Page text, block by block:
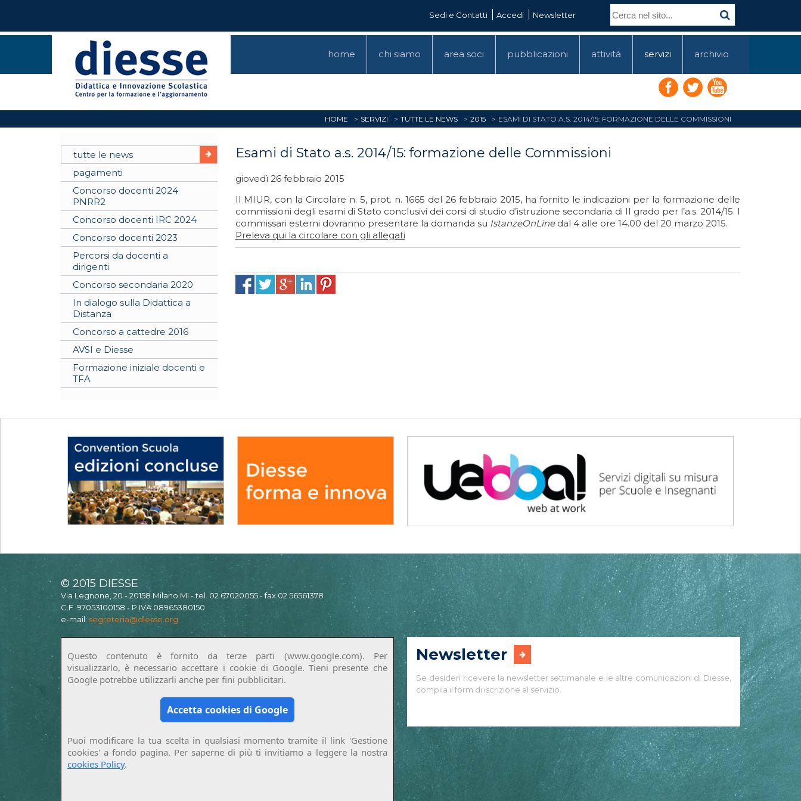
Sedi e Contatti Accedi Newsletter
home chi siamo area soci pubblicazioni attività servizi archivio
HOME SERVIZI TUTTE LE NEWS 2015 ESAMI DI STATO A.S. 2014/15: FORMAZIONE DELLE COMMISSIONI
tutte le news
pagamenti
Concorso docenti 2024
PNRR2
Concorso docenti IRC 2024
Concorso docenti 2023
Percorsi da docenti a
dirigenti
Concorso secondaria 2020
In dialogo sulla Didattica a
Distanza
Concorso a cattedre 2016
AVSI e Diesse
Formazione iniziale docenti e
TFA
Esami di Stato a.s. 2014/15: formazione delle Commissioni
giovedì 26 febbraio 2015
Il MIUR, con la Circolare n. 5, prot. n. 1665 del 26 febbraio 2015, ha fornito le indicazioni per la formazione delle
commissioni degli esami di Stato conclusivi dei corsi di studio d’istruzione secondaria di II grado per l’a.s. 2014/15. I
commissari esterni dovranno presentare la domanda su IstanzeOnLinedal 4 alle ore 14.00 del 20 marzo 2015.
Preleva qui la circolare con gli allegati
© 2015 DIESSE
Via Legnone, 20 - 20158 Milano MI - tel. 02 67020055 - fax 02 56561378
C.F. 97053100158 - P.IVA 08965380150
e-mail: segreteria@diesse.org
Questo contenuto è fornito da terze parti (www.google.com). Per
visualizzarlo, è necessario accettare i cookie di Google. Tieni presente che
Google potrebbe utilizzarli anche per fini pubblicitari.
Accetta cookies di Google
Puoi modificare la tua scelta in qualsiasi momento tramite il link 'Gestione
cookies' a fondo pagina. Per saperne di più ti invitiamo a leggere la nostra
cookies Policy.
Newsletter
Se desideri ricevere la newsletter settimanale e le altre comunicazioni di Diesse,
compila il form di iscrizione al servizio.